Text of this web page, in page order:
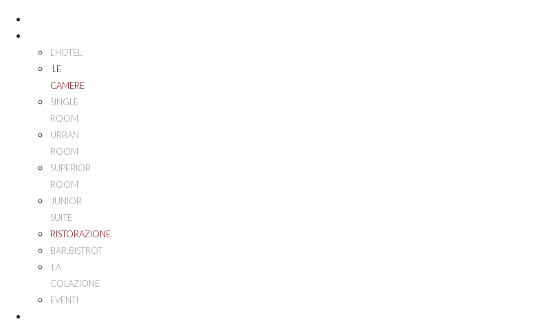
L'HOTEL
LE
CAMERE
SINGLE
ROOM
URBAN
ROOM
SUPERIOR
ROOM
JUNIOR
SUITE
RISTORAZIONE
BAR.BISTROT
LA
COLAZIONE
EVENTI